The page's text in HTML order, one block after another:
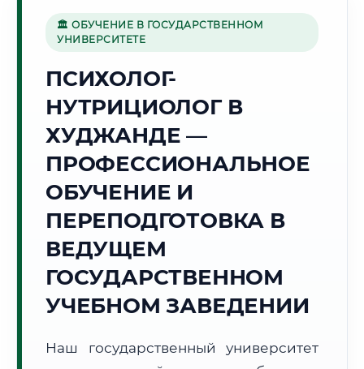
🌸
Г. ХУДЖАНД
Точное местное время:
11:55:13
2026 г.
Погода в г. Худжанд: ☀️ +30°C ,Ясно
🌅 Восход: 05:26
📍 Региональная справка г. Худжанд
🏛 ОБУЧЕНИЕ В ГОСУДАРСТВЕННОМ
УНИВЕРСИТЕТЕ
ПСИХОЛОГ-
НУТРИЦИОЛОГ В
ХУДЖАНДЕ —
ПРОФЕССИОНАЛЬНОЕ
ОБУЧЕНИЕ И
ПЕРЕПОДГОТОВКА В
ВЕДУЩЕМ
ГОСУДАРСТВЕННОМ
УЧЕБНОМ ЗАВЕДЕНИИ
Наш государственный университет